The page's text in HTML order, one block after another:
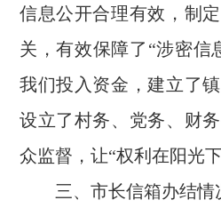
信息公开合理有效，制
关，有效保障了“涉密信
我们投入资金，建立了
设立了村务、党务、财
众监督，让“权利在阳光下
三、市长信箱办结情